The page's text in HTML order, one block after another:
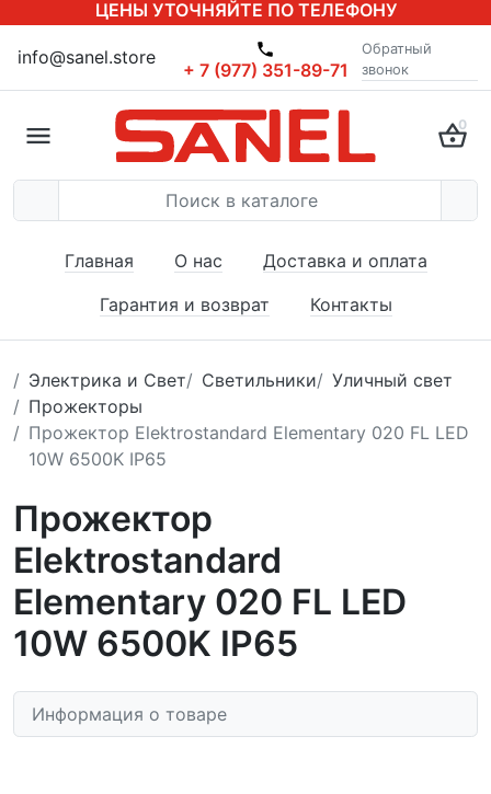
ЦЕНЫ УТОЧНЯЙТЕ ПО ТЕЛЕФОНУ
info@sanel.store
+ 7 (977) 351-89-71
Обратный
звонок
0
Главная О нас
Доставка и оплата
Гарантия и возврат
Контакты
Электрика и Свет Светильники
Уличный свет
Прожекторы
Прожектор Elektrostandard Elementary 020 FL LED
10W 6500K IP65
Прожектор
Elektrostandard
Elementary 020 FL LED
10W 6500K IP65
Информация о товаре